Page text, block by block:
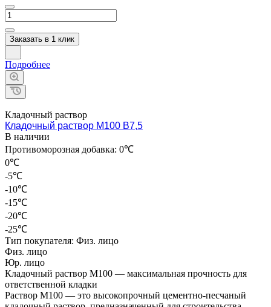
Заказать в 1 клик
Подробнее
Кладочный раствор
Кладочный раствор М100 В7,5
В наличии
Противоморозная добавка: 0℃
0℃
-5℃
-10℃
-15℃
-20℃
-25℃
Тип покупателя: Физ. лицо
Физ. лицо
Юр. лицо
Кладочный раствор М100 — максимальная прочность для
ответственной кладки
Раствор М100 — это высокопрочный цементно-песчаный